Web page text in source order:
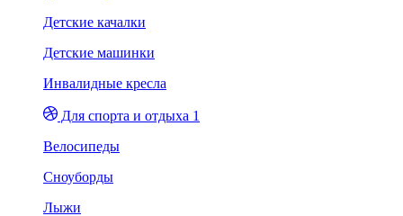
Детские качалки
Детские машинки
Инвалидные кресла
Для спорта и отдыха 1
Велосипеды
Сноуборды
Лыжи